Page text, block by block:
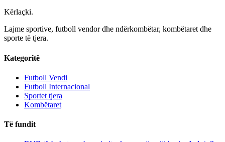
Kërlaçki.
Lajme sportive, futboll vendor dhe ndërkombëtar, kombëtaret dhe
sporte të tjera.
Kategoritë
Futboll Vendi
Futboll Internacional
Sportet tjera
Kombëtaret
Të fundit